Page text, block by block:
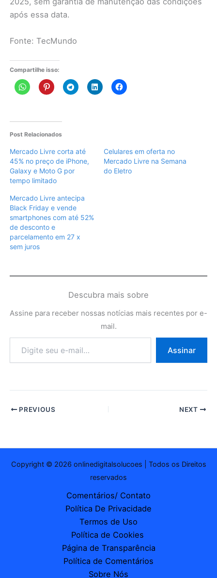
após essa data.
Fonte: TecMundo
Compartilhe isso:
Post Relacionados
Mercado Livre corta até
45% no preço de iPhone,
Galaxy e Moto G por
tempo limitado
Celulares em oferta no
Mercado Livre na Semana
do Eletro
Mercado Livre antecipa
Black Friday e vende
smartphones com até 52%
de desconto e
parcelamento em 27 x
sem juros
Descubra mais sobre
Assine para receber nossas notícias mais recentes por e-
mail.
e-
Assinar
PREVIOUS NEXT
Copyright © 2026 onlinedigitalsolucoes | Todos os Direitos
reservados
Comentários/ Contato
Política De Privacidade
Termos de Uso
Política de Cookies
Página de Transparência
Política de Comentários
Sobre Nós